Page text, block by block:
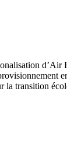
la transition